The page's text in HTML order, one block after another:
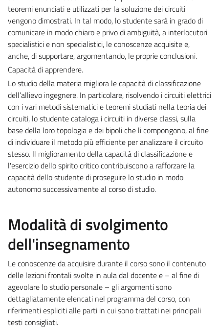
teoremi enunciati e utilizzati per la soluzione dei circuiti
vengono dimostrati. In tal modo, lo studente sarà in grado di
comunicare in modo chiaro e privo di ambiguità, a interlocutori
specialistici e non specialistici, le conoscenze acquisite e,
anche, di supportare, argomentando, le proprie conclusioni.
Capacità di apprendere.
Lo studio della materia migliora le capacità di classificazione
dell’allievo ingegnere. In particolare, risolvendo i circuiti elettrici
con i vari metodi sistematici e teoremi studiati nella teoria dei
circuiti, lo studente cataloga i circuiti in diverse classi, sulla
base della loro topologia e dei bipoli che li compongono, al fine
di individuare il metodo più efficiente per analizzare il circuito
stesso. Il miglioramento della capacità di classificazione e
l'esercizio dello spirito critico contribuiscono a rafforzare la
capacità dello studente di proseguire lo studio in modo
autonomo successivamente al corso di studio.
Modalità di svolgimento
dell'insegnamento
Le conoscenze da acquisire durante il corso sono il contenuto
delle lezioni frontali svolte in aula dal docente e – al fine di
agevolare lo studio personale – gli argomenti sono
dettagliatamente elencati nel programma del corso, con
riferimenti espliciti alle parti in cui sono trattati nei principali
testi consigliati.